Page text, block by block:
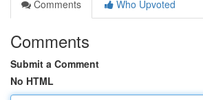
Comments
Who Upvoted
Comments
Submit a Comment
No HTML